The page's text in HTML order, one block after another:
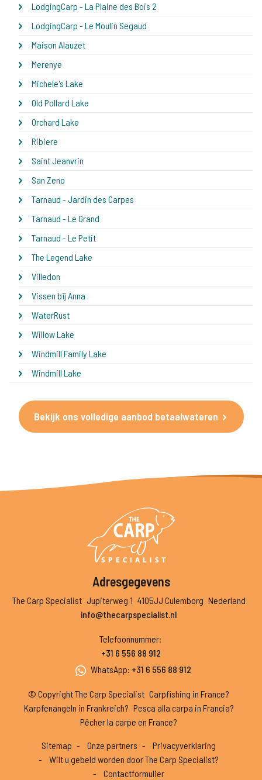
LodgingCarp - La Plaine des Bois 2
LodgingCarp - Le Moulin Segaud
Maison Alauzet
Merenye
Michele's Lake
Old Pollard Lake
Orchard Lake
Ribiere
Saint Jeanvrin
San Zeno
Tarnaud - Jardin des Carpes
Tarnaud - Le Grand
Tarnaud - Le Petit
The Legend Lake
Villedon
Vissen bij Anna
WaterRust
Willow Lake
Windmill Family Lake
Windmill Lake
Bekijk ons volledige aanbod betaalwateren
Adresgegevens
The Carp Specialist Jupiterweg 1 4105JJ Culemborg Nederland
info@thecarpspecialist.nl
Telefoonnummer:
+31 6 556 88 912
WhatsApp: +31 6 556 88 912
© Copyright The Carp Specialist Carpfishing in France?
Karpfenangeln in Frankreich? Pesca alla carpa in Francia?
Pêcher la carpe en France?
Sitemap Onze partners
Privacyverklaring
Wilt u gebeld worden door The Carp Specialist?
Contactformulier